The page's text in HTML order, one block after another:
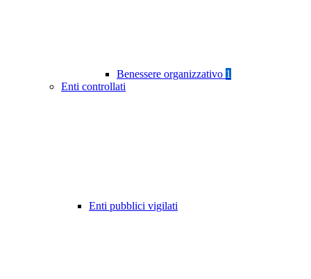
Benessere organizzativo 1
Enti controllati
Enti pubblici vigilati